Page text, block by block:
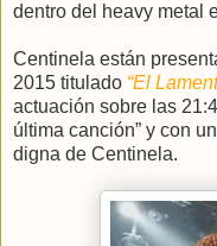
dentro del heavy metal
Centinela están
2015 titulado “El
actuación sobre las
última canción” y con
digna de Centinela.